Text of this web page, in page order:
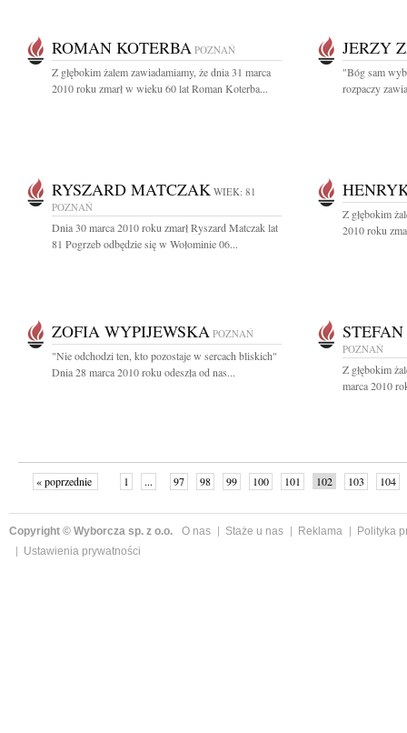
ROMAN KOTERBA POZNAŃ
Z głębokim żalem zawiadamiamy, że dnia 31 marca
2010 roku zmarł w wieku 60 lat Roman Koterba...
JERZY
"Bóg sam
rozpaczy
RYSZARD MATCZAK WIEK: 81
POZNAŃ
Dnia 30 marca 2010 roku zmarł Ryszard Matczak lat
81 Pogrzeb odbędzie się w Wołominie 06...
Z głębokim
2010 roku
ZOFIA WYPIJEWSKA POZNAŃ
"Nie odchodzi ten, kto pozostaje w sercach bliskich"
Dnia 28 marca 2010 roku odeszła od nas...
POZNAŃ
Z głębokim
marca 2010
« poprzednie 1 ... 97 98 99 100 101 102 103 104
Copyright © Wyborcza sp. z o.o. O nas Staże u nas Reklama
Polityka
Ustawienia prywatności